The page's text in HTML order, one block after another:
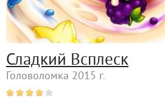
Сладкий Всплеск
Головоломка 2015 г.